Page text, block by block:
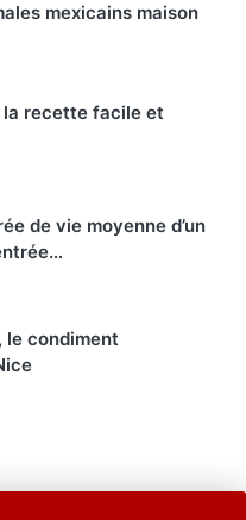
mexicains maison
la recette facile et
de vie moyenne d’un
le condiment